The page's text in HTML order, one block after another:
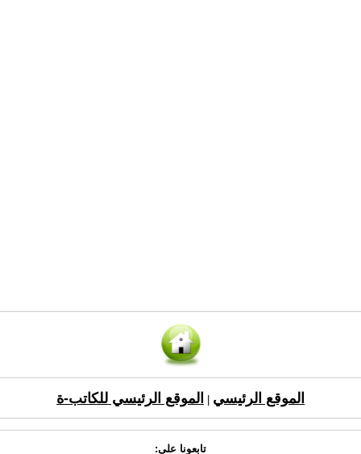
الموقع الرئيسي الموقع الرئيسي للكاتب-ة
تابعونا على: